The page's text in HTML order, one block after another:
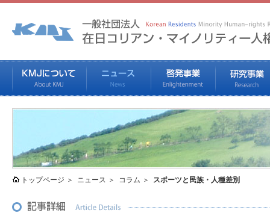
トップページ ニュース コラム スポーツと民族・人種差別